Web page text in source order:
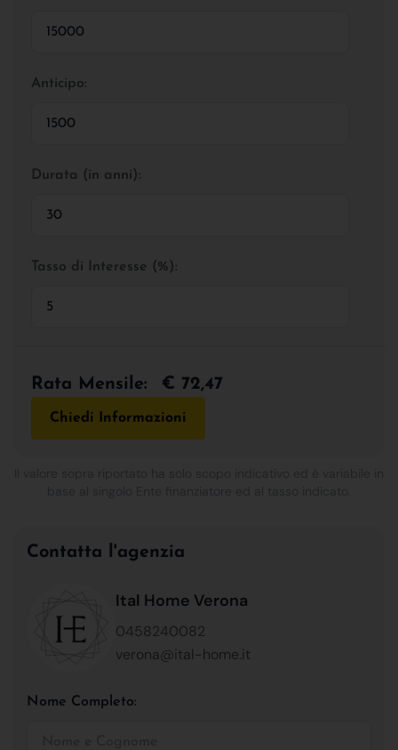
Anticipo:
Durata (in anni):
Tasso di Interesse (%):
Rata Mensile: € 72,47
Chiedi Informazioni
Contatta l'agenzia
Ital Home Verona
0458240082
verona@ital-home.it
Nome Completo: